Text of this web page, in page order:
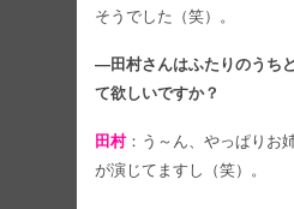
そうでした（笑）。
―田村さんはふたりのうち
て欲しいですか？
田村：う～ん、やっぱりお
が演じてますし（笑）。